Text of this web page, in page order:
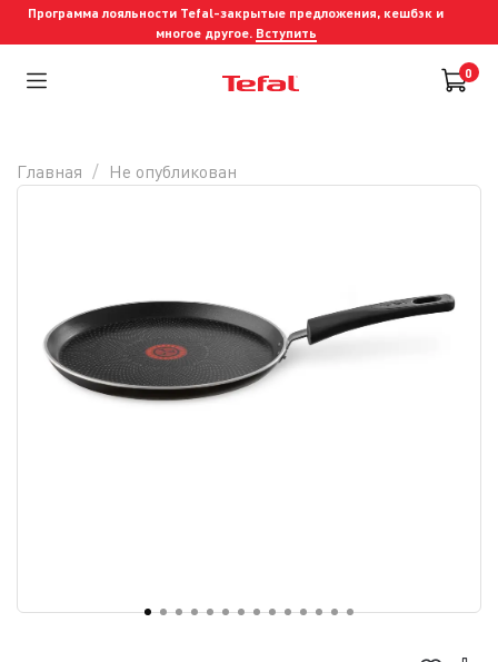
Программа лояльности Tefal-закрытые предложения, кешбэк и
многое другое. Вступить
0
Главная Не опубликован